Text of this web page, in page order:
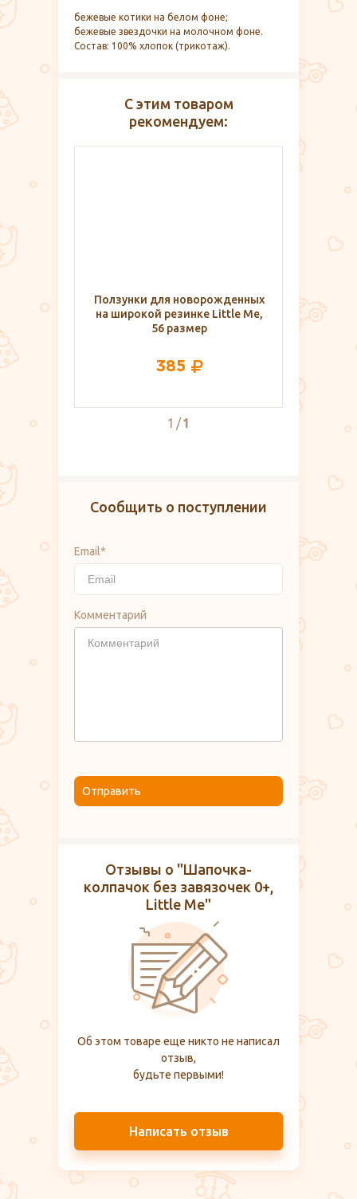
бежевые котики на белом фоне;
бежевые звездочки на молочном фоне.
Состав: 100% хлопок (трикотаж).
С этим товаром
рекомендуем:
Ползунки для новорожденных
на широкой резинке Little Me,
56 размер
385
1 1
Сообщить о поступлении
Email*
Комментарий
Отправить
Отзывы о "Шапочка-
колпачок без завязочек 0+,
Little Me"
Об этом товаре еще никто не написал
отзыв,
будьте первыми!
Написать отзыв